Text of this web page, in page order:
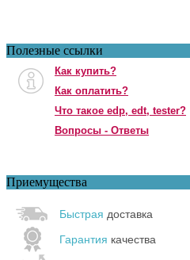
Полезные ссылки
Как купить?
Как оплатить?
Что такое edp, edt, tester?
Вопросы - Ответы
Приемущества
Быстрая доставка
Гарантия качества